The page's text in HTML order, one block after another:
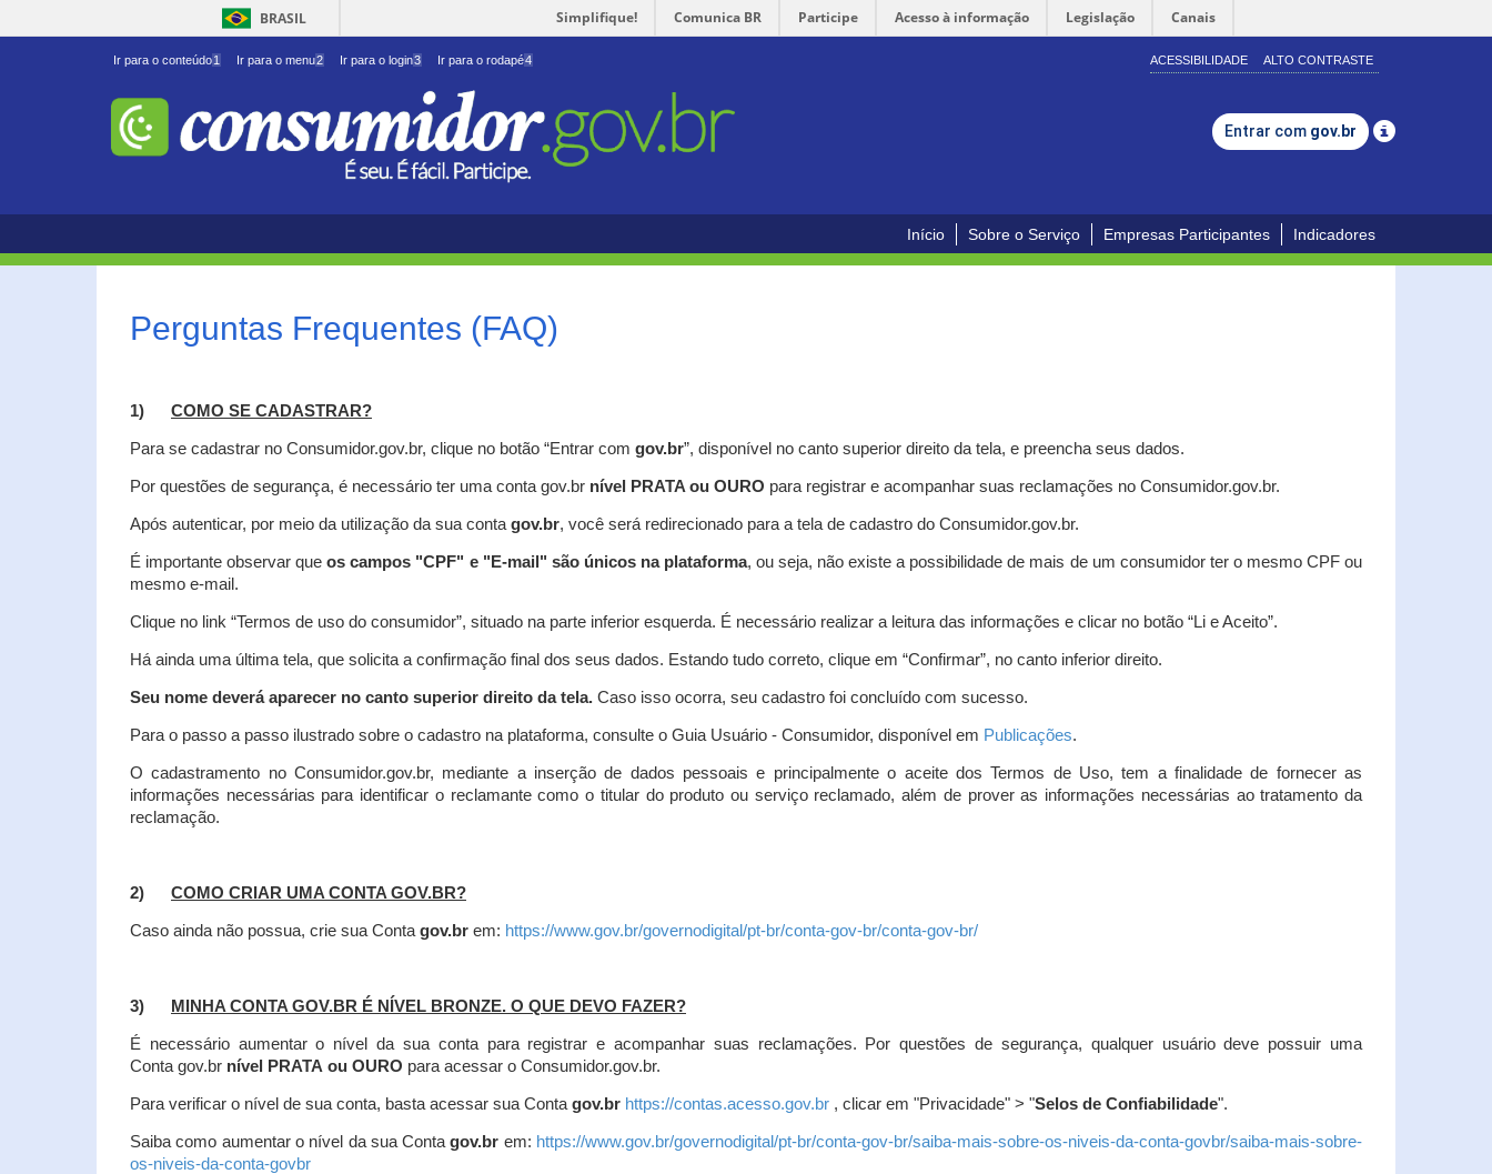
BRASIL Simplifique! Comunica BR Participe Acesso à informação Legislação Canais
Ir para o conteúdo1 Ir para o menu2 Ir para o login3 Ir para o rodapé4 ACESSIBILIDADE ALTO CONTRASTE
Entrar com gov.br
Início Sobre o Serviço Empresas Participantes Indicadores
Perguntas Frequentes (FAQ)
1) COMO SE CADASTRAR?
Para se cadastrar no Consumidor.gov.br, clique no botão “Entrar com gov.br”, disponível no canto superior direito da tela, e preencha seus dados.
Por questões de segurança, é necessário ter uma conta gov.br nível PRATA ou OURO para registrar e acompanhar suas reclamações no Consumidor.gov.br.
Após autenticar, por meio da utilização da sua conta gov.br, você será redirecionado para a tela de cadastro do Consumidor.gov.br.
É importante observar queos campos "CPF" e "E-mail" são únicos na plataforma, ou seja, não existe a possibilidade de mais de um consumidor ter o mesmo CPF ou
mesmo e-mail.
Clique no link “Termos de uso do consumidor”, situado na parte inferior esquerda. É necessário realizar a leitura das informações e clicar no botão “Li e Aceito”.
Há ainda uma última tela, que solicita a confirmação final dos seus dados. Estando tudo correto, clique em “Confirmar”, no canto inferior direito.
Seu nome deverá aparecer no canto superior direito da tela. Caso isso ocorra, seu cadastro foi concluído com sucesso.
Para o passo a passo ilustrado sobre o cadastro na plataforma, consulte o Guia Usuário - Consumidor, disponível em Publicações.
O cadastramento no Consumidor.gov.br, mediante a inserção de dados pessoais e principalmente o aceite dos Termos de Uso, tem a finalidade de fornecer as
informações necessárias para identificar o reclamante como o titular do produto ou serviço reclamado, além de prover as informações necessárias ao tratamento da
reclamação.
2) COMO CRIAR UMA CONTA GOV.BR?
Caso ainda não possua, crie sua Conta gov.br em: https://www.gov.br/governodigital/pt-br/conta-gov-br/conta-gov-br/
3) MINHA CONTA GOV.BR É NÍVEL BRONZE. O QUE DEVO FAZER?
É necessário aumentar o nível da sua conta para registrar e acompanhar suas reclamações. Por questões de segurança, qualquer usuário deve possuir uma
Conta gov.br nível PRATA ou OURO para acessar o Consumidor.gov.br.
Para verificar o nível de sua conta, basta acessar sua Conta gov.br https://contas.acesso.gov.br , clicar em "Privacidade" > "Selos de Confiabilidade".
Saiba como aumentar o nível da sua Contagov.br em: https://www.gov.br/governodigital/pt-br/conta-gov-br/saiba-mais-sobre-os-niveis-da-conta-govbr/saiba-mais-sobre-
os-niveis-da-conta-govbr